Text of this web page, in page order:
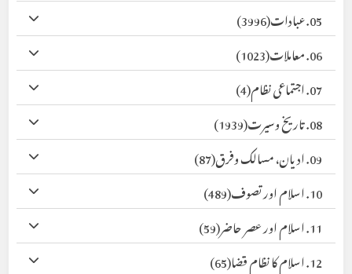
05. عبادات
(3996)
06. معاملات
(1023)
07. اجتماعی نظام
(4)
08. تاریخ وسیرت
(1939)
09. ادیان، مسالک وفرق
(87)
10. اسلام اور تصوف
(489)
11. اسلام اور عصر حاضر
(59)
12. اسلام کا نظام قضا
(65)